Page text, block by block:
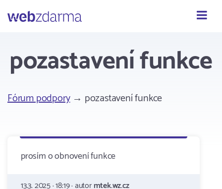
Webzdarma
pozastavení funkce
Fórum podpory→ pozastavení funkce
prosím o obnovení funkce
13.3. 2025 · 18:19 · autormtek.wz.cz